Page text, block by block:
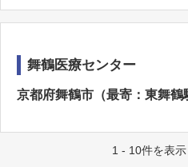
舞鶴医療センター
京都府舞鶴市（最寄：東舞鶴
1 - 10件を表示